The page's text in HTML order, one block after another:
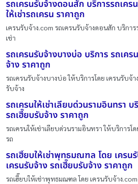
รถเครนรับจ้างดอนสัก บริการรถเคร
ให้เช่ารถเครน ราคาถูก
เครนรับจ้าง.com รถเครนรับจ้างดอนสัก บริการ
เช่า
รถเครนรับจ้างบางบ่อ บริการ รถเคร
จ้าง ราคาถูก
รถเครนรับจ้างบางบ่อ ให้บริการโดย เครนรับจ้า
รับจ้าง
รถเครนให้เช่าเลียบด่วนรามอินทรา บ
รถเฮี๊ยบรับจ้าง ราคาถูก
รถเครนให้เช่าเลียบด่วนรามอินทรา ให้บริการโ
รถ
รถเฮี๊ยบให้เช่าพุทธมณฑล โดย เครน
เครนรับจ้าง รถเฮี๊ยบรับจ้าง ราคาถูก
รถเฮี๊ยบให้เช่าพุทธมณฑล โดย เครนรับจ้าง